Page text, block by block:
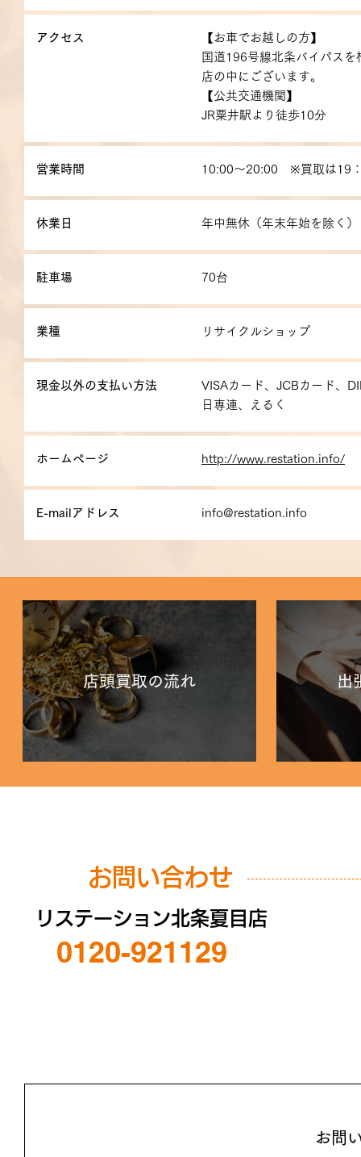
アクセス
【お車でお越しの方】
国道196号線北条バイパス
店の中にございます。
【公共交通機関】
JR粟井駅より徒歩10分
営業時間 10:00～20:00 ※買取は19
休業日 年中無休（年末年始を除く）
駐車場 70台
業種 リサイクルショップ
現金以外の支払い方法
VISAカード、JCBカード、
日専連、えるく
ホームページ http://www.restation.info/
E-mailアドレス info@restation.info
店頭買取の流れ 出
お問い合わせ
リステーション北条夏目店
0120-921129
お問